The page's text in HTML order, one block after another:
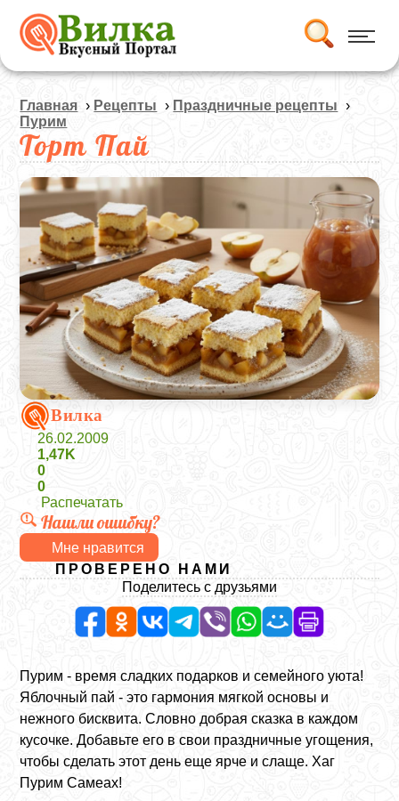
Главная › Рецепты › Праздничные рецепты ›
Пурим
Торт Пай
Вилка
26.02.2009
1,47K
0
0
Распечатать
Нашли ошибку?
Мне нравится
ПРОВЕРЕНО НАМИ
Поделитесь с друзьями
Пурим - время сладких подарков и семейного уюта!
Яблочный пай - это гармония мягкой основы и
нежного бисквита. Словно добрая сказка в каждом
кусочке. Добавьте его в свои праздничные угощения,
чтобы сделать этот день еще ярче и слаще. Хаг
Пурим Самеах!